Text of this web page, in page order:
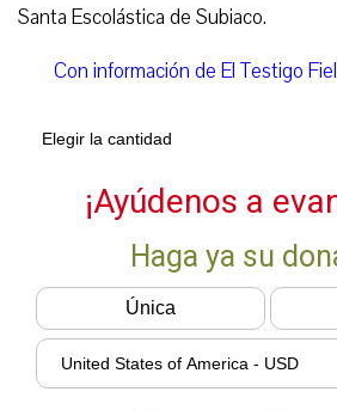
Santa Escolástica de Subiaco.
Con información de El Testigo Fiel